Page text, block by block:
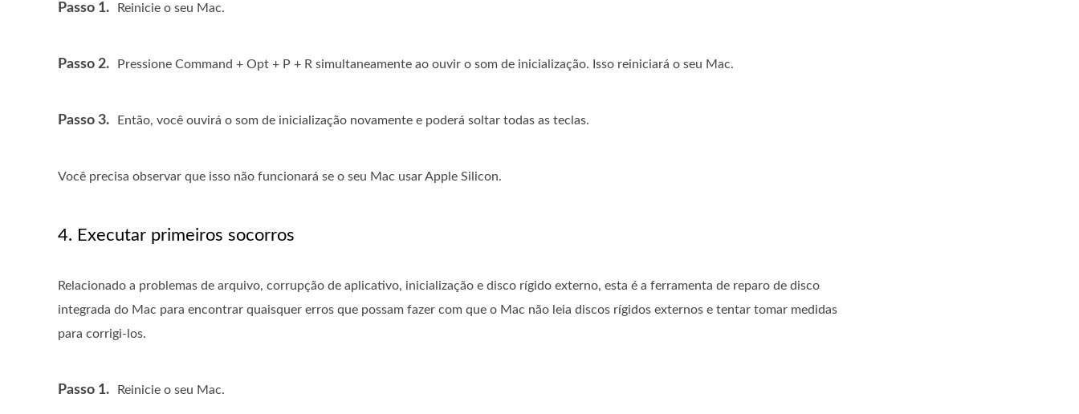
Passo 1. Reinicie o seu Mac.
Passo 2. Pressione Command + Opt + P + R simultaneamente ao ouvir o som de inicialização. Isso reiniciará o seu Mac.
Passo 3. Então, você ouvirá o som de inicialização novamente e poderá soltar todas as teclas.
Você precisa observar que isso não funcionará se o seu Mac usar Apple Silicon.
4. Executar primeiros socorros
Relacionado a problemas de arquivo, corrupção de aplicativo, inicialização e disco rígido externo, esta é a ferramenta de reparo de disco
integrada do Mac para encontrar quaisquer erros que possam fazer com que o Mac não leia discos rígidos externos e tentar tomar medidas
para corrigi-los.
Passo 1. Reinicie o seu Mac.